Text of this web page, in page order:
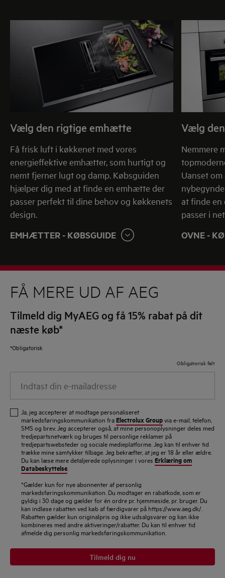
Vælg den rigtige emhætte
Få frisk luft i køkkenet med vores
energieffektive emhætter, som hurtigt og
nemt fjerner lugt og damp. Købsguiden
hjælper dig med at finde en emhætte der
passer perfekt til dine behov og køkkenets
design.
EMHÆTTER - KØBSGUIDE
Vælg
Nemmere
Uanset
at finde en
passer i
OVNE -
FÅ MERE UD AF AEG
Tilmeld dig MyAEG og få 15% rabat på dit
næste køb*
*Obligatorisk
Obligatorisk felt
din
mailadresse
Ja, jeg accepterer at modtage personaliseret
markedsføringskommunikation fra Electrolux Groupvia e-mail, telefon,
SMS og brev. Jeg accepterer også, at mine personoplysninger deles med
tredjepartsnetværk og bruges til personlige reklamer på
tredjepartswebsteder og sociale medieplatforme. Jeg kan til enhver tid
trække mine samtykker tilbage. Jeg bekræfter, at jeg er 18 år eller ældre.
Du kan læse mere detaljerede oplysninger i vores Erklæring om
Databeskyttelse
*Gælder kun for nye abonnenter af personlig
markedsføringskommunikation. Du modtager en rabatkode, som er
gyldig i 30 dage og gælder for én ordre pr. hjemmeside, pr. bruger. Du
kan indløse rabatten ved køb af færdigvarer på https://www.aeg.dk/.
Rabatten gælder kun originalpris og ikke udsalgsvarer og kan ikke
kombineres med andre aktiveringer/rabatter. Du kan til enhver tid
afmelde dig personlig markedsføringskommunikation.
Tilmeld dig nu